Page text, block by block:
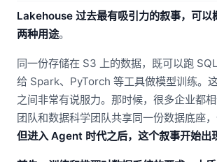
Lakehouse 过去最有吸引力的叙事，可以
两种用途。
同一份存储在 S3 上的数据，既可以跑
给 Spark、PyTorch 等工具做模型训练。
之间非常有说服力。那时候，很多企业都
团队和数据科学团队共享同一份数据底座
但进入 Agent 时代之后，这个叙事开始出